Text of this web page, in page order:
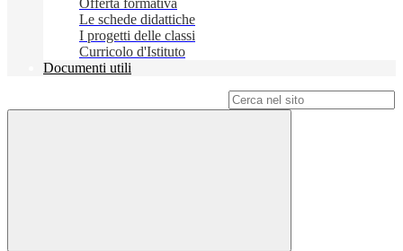
Offerta formativa
Le schede didattiche
I progetti delle classi
Curricolo d'Istituto
Documenti utili